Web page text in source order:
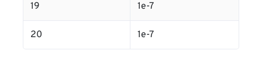
19 1e-7
20 1e-7